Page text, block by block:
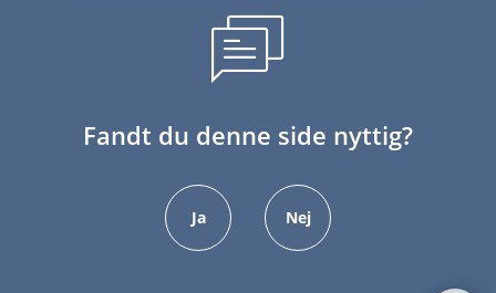
Fandt du denne side nyttig?
Ja Nej